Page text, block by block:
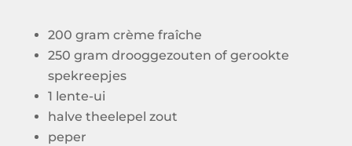
200 gram crème fraîche
250 gram drooggezouten of gerookte
spekreepjes
1 lente-ui
halve theelepel zout
peper